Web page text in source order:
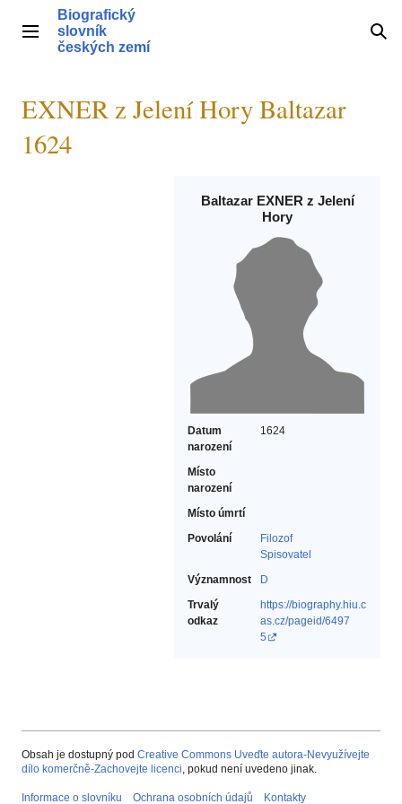
obsahHlavní menu
Biografický
slovník
českých zemí
EXNER z Jelení Hory Baltazar
1624
Baltazar EXNER z Jelení
Hory
Datum
narození
1624
Místo
narození
Místo úmrtí
Povolání
Filozof‎
Spisovatel‎
Významnost
D
Trvalý
odkaz
https://biography.hiu.c
as.cz/pageid/6497
5
Obsah je dostupný pod Creative Commons Uveďte autora-Nevyužívejte
dílo komerčně-Zachovejte licenci, pokud není uvedeno jinak.
Informace o slovníku Ochrana osobních údajů Kontakty